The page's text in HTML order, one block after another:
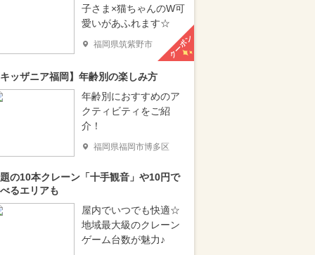
子さま×猫ちゃんのW可
愛いがあふれます☆
福岡県筑紫野市 クーポン
ッザニア福岡】年齢別の楽しみ方
年齢別におすすめのア
クティビティをご紹
介！
福岡県福岡市博多区
の10本クレーン「十手観音」や10円で
るエリアも
屋内でいつでも快適☆
地域最大級のクレーン
ゲーム台数が魅力♪